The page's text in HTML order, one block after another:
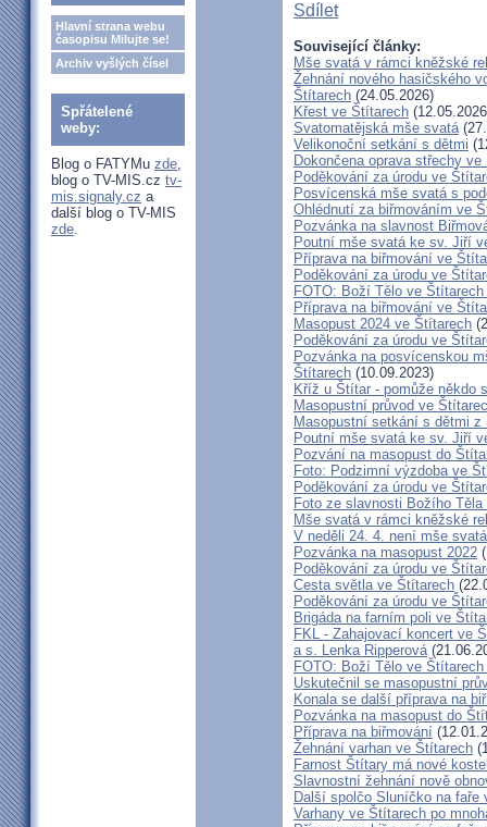
Hlavní strana webu
časopisu Milujte se!
Archiv vyšlých čísel
Spřátelené
weby:
Blog o FATYMu zde,
blog o TV-MIS.cz tv-
mis.signaly.cz a
další blog o TV-MIS
zde.
Sdílet
Související články:
Mše svatá v rámci kněžské
Žehnání nového hasičského
Štítarech (24.05.2026)
Křest ve Štítarech
Svatomatějská mše svatá
Velikonoční setkání s dětmi
Dokončena oprava střechy
Poděkování za úrodu ve
Posvícenská mše svatá s
Ohlédnutí za biřmováním ve
Pozvánka na slavnost
Poutní mše svatá ke sv. Jiří
Příprava na biřmování ve
Poděkování za úrodu ve
FOTO: Boží Tělo ve Štítarech
Příprava na biřmování ve
Masopust 2024 ve Štítarech
Poděkování za úrodu ve
Pozvánka na posvícenskou
Štítarech (10.09.2023)
Kříž u Štítar - pomůže někdo
Masopustní průvod ve
Masopustní setkání s dětmi
Poutní mše svatá ke sv. Jiří
Pozvání na masopust do
Foto: Podzimní výzdoba ve
Poděkování za úrodu ve
Foto ze slavnosti Božího
Mše svatá v rámci kněžské
V neděli 24. 4. není mše
Pozvánka na masopust 2022
Poděkování za úrodu ve
Cesta světla ve Štítarech
Poděkování za úrodu ve
Brigáda na farním poli ve
FKL - Zahajovací koncert ve
a s. Lenka Ripperová
FOTO: Boží Tělo ve Štítarech
Uskutečnil se masopustní
Konala se další příprava na
Pozvánka na masopust do
Příprava na biřmování
Žehnání varhan ve Štítarech
Farnost Štítary má nové
Slavnostní žehnání nově
Další spolčo Sluníčko na faře
Varhany ve Štítarech po